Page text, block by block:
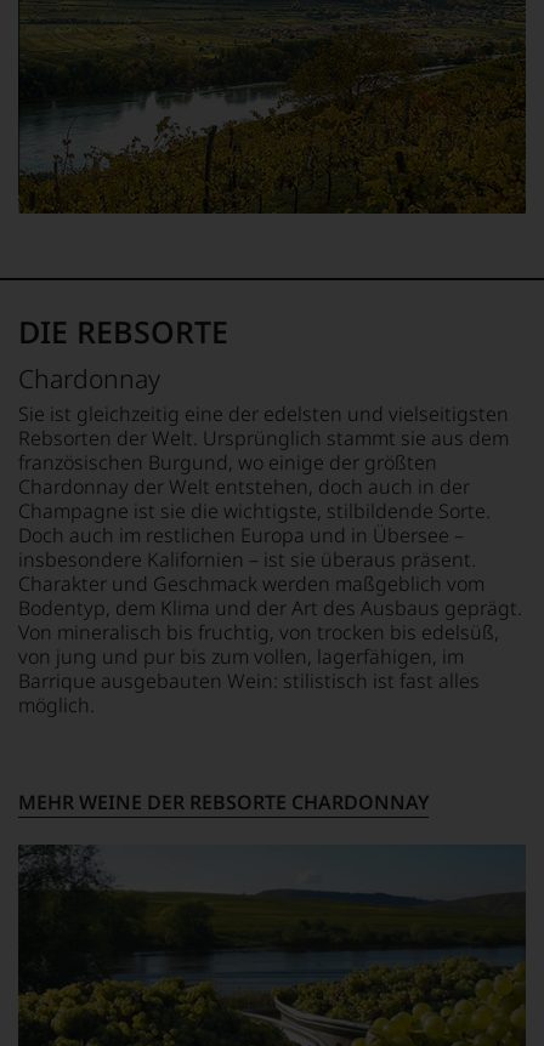
Zukunft
R.
Co,
nicht
verzichten,
aber
Sie
an
Wein
unsere
Tesdorpf-
Bewertung.
Wir
beurteilen
unsere
Weine
nach
dem
bekannten
und
bewährten
100-
Punkte-
System.
sehr
Ihnen
auf
diesem
Weg
die
Hand
beurteilen
Weinexperten
schwerpunktmäßig
Weine
Österreich,
aber
auch
aus
vielen
Weinbauregionen
Welt.
wird
nach
dem
von
Robert
Parker
implementierten
100-
Punkte-
System.
Seit
2010
existiert
auch
ein
dem
Wein
und
Gastronomie
seit
2014
ebenfalls
DIE REBSORTE
Chardonnay
Sie ist gleichzeitig eine der edelsten und vielseitigsten
Rebsorten der Welt. Ursprünglich stammt sie aus dem
französischen Burgund, wo einige der größten
Chardonnay der Welt entstehen, doch auch in der
Champagne ist sie die wichtigste, stilbildende Sorte.
Doch auch im restlichen Europa und in Übersee –
insbesondere Kalifornien – ist sie überaus präsent.
Charakter und Geschmack werden maßgeblich vom
Bodentyp, dem Klima und der Art des Ausbaus geprägt.
Von mineralisch bis fruchtig, von trocken bis edelsüß,
von jung und pur bis zum vollen, lagerfähigen, im
Barrique ausgebauten Wein: stilistisch ist fast alles
möglich.
MEHR WEINE DER REBSORTE CHARDONNAY